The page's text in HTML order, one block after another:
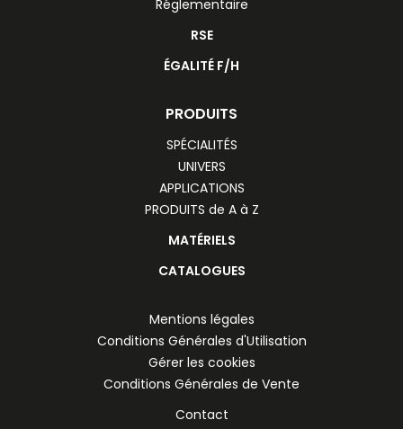
Réglementaire
RSE
ÉGALITÉ F/H
PRODUITS
SPÉCIALITÉS
UNIVERS
APPLICATIONS
PRODUITS de A à Z
MATÉRIELS
CATALOGUES
Mentions légales
Conditions Générales d'Utilisation
Gérer les cookies
Conditions Générales de Vente
Contact